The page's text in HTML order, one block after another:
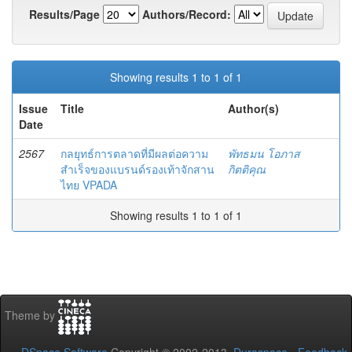
Results/Page
Authors/Record:
Showing results 1 to 1 of 1
Issue
Date
Title Author(s)
2567
กลยุทธ์การตลาดที่มีผลต่อความ
สำเร็จของแบรนด์รองเท้าจักสาน
ไทย VPADA
พัทธมน โอภาส
กิตติคุณ
Showing results 1 to 1 of 1
Theme by